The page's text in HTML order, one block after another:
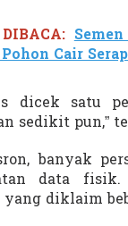
Cair
dicek satu
sedikit pun,”
banyak
data
diklaim